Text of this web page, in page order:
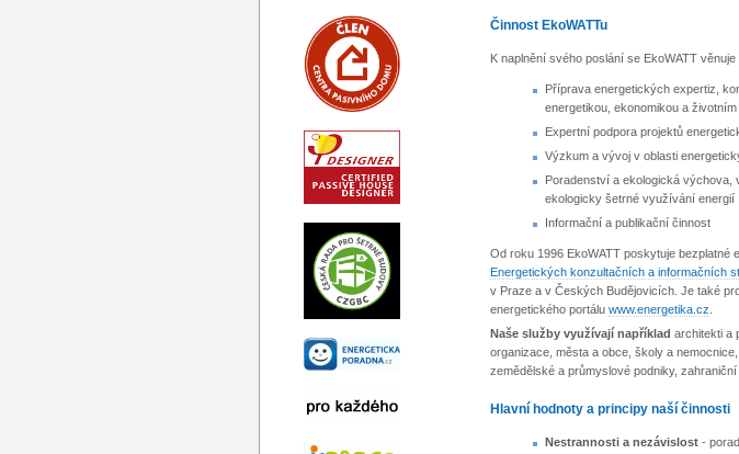
Činnost EkoWATTu
K naplnění svého poslání se EkoWATT
Příprava energetických expertiz,
energetikou, ekonomikou a
Expertní podpora projektů
Výzkum a vývoj v oblasti
Poradenství a ekologická výchova,
ekologicky šetrné využívání energií
Informační a publikační činnost
Od roku 1996 EkoWATT poskytuje bezplatné
Energetických konzultačních a informačních
v Praze a v Českých Budějovicích. Je také
energetického portálu www.energetika.cz
Naše služby využívají například architekti a
organizace, města a obce, školy a
zemědělské a průmyslové podniky,
Hlavní hodnoty a principy naší činnosti
Nestrannosti a nezávislost -